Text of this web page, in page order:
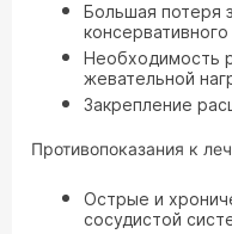
Большая потеря
Необходимость
жевательной
Закрепление
Противопоказания к
Острые и
сосудистой